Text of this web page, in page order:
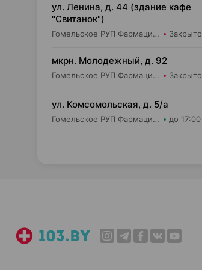
ул. Ленина, д. 44 (здание кафе
"Свитанок")
Гомельское РУП Фармация Аптека №168/9 Закрыто
мкрн. Молодежный, д. 92
Гомельское РУП Фармация Аптека №168/6 Закрыто
ул. Комсомольская, д. 5/а
Гомельское РУП Фармация Аптека №57 до 17:00